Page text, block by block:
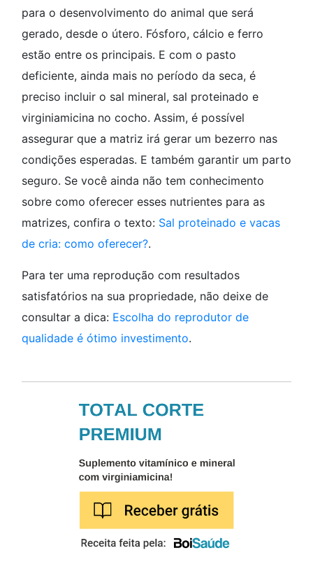
para o desenvolvimento do animal que será
gerado, desde o útero. Fósforo, cálcio e ferro
estão entre os principais. E com o pasto
deficiente, ainda mais no período da seca, é
preciso incluir o sal mineral, sal proteinado e
virginiamicina no cocho. Assim, é possível
assegurar que a matriz irá gerar um bezerro nas
condições esperadas. E também garantir um parto
seguro. Se você ainda não tem conhecimento
sobre como oferecer esses nutrientes para as
matrizes, confira o texto: Sal proteinado e vacas
de cria: como oferecer?.
Para ter uma reprodução com resultados
satisfatórios na sua propriedade, não deixe de
consultar a dica: Escolha do reprodutor de
qualidade é ótimo investimento.